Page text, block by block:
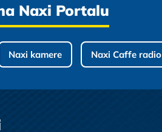
Naxi Portalu
Naxi kamere Naxi Caffe radio